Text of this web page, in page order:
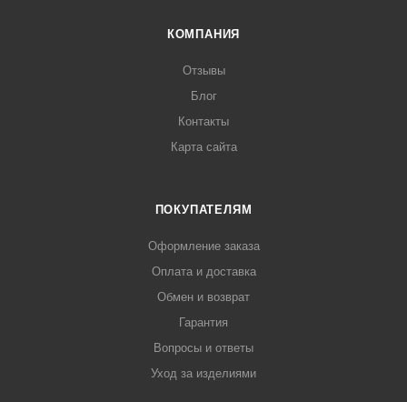
КОМПАНИЯ
Отзывы
Блог
Контакты
Карта сайта
ПОКУПАТЕЛЯМ
Оформление заказа
Оплата и доставка
Обмен и возврат
Гарантия
Вопросы и ответы
Уход за изделиями